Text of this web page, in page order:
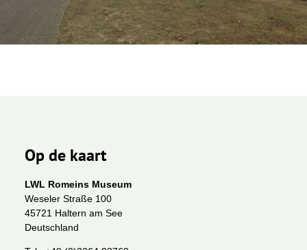
Op de kaart
LWL Romeins Museum
Weseler Straße 100
45721 Haltern am See
Deutschland